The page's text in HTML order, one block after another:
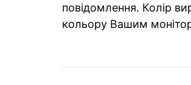
повідомлення. Колір
кольору Вашим